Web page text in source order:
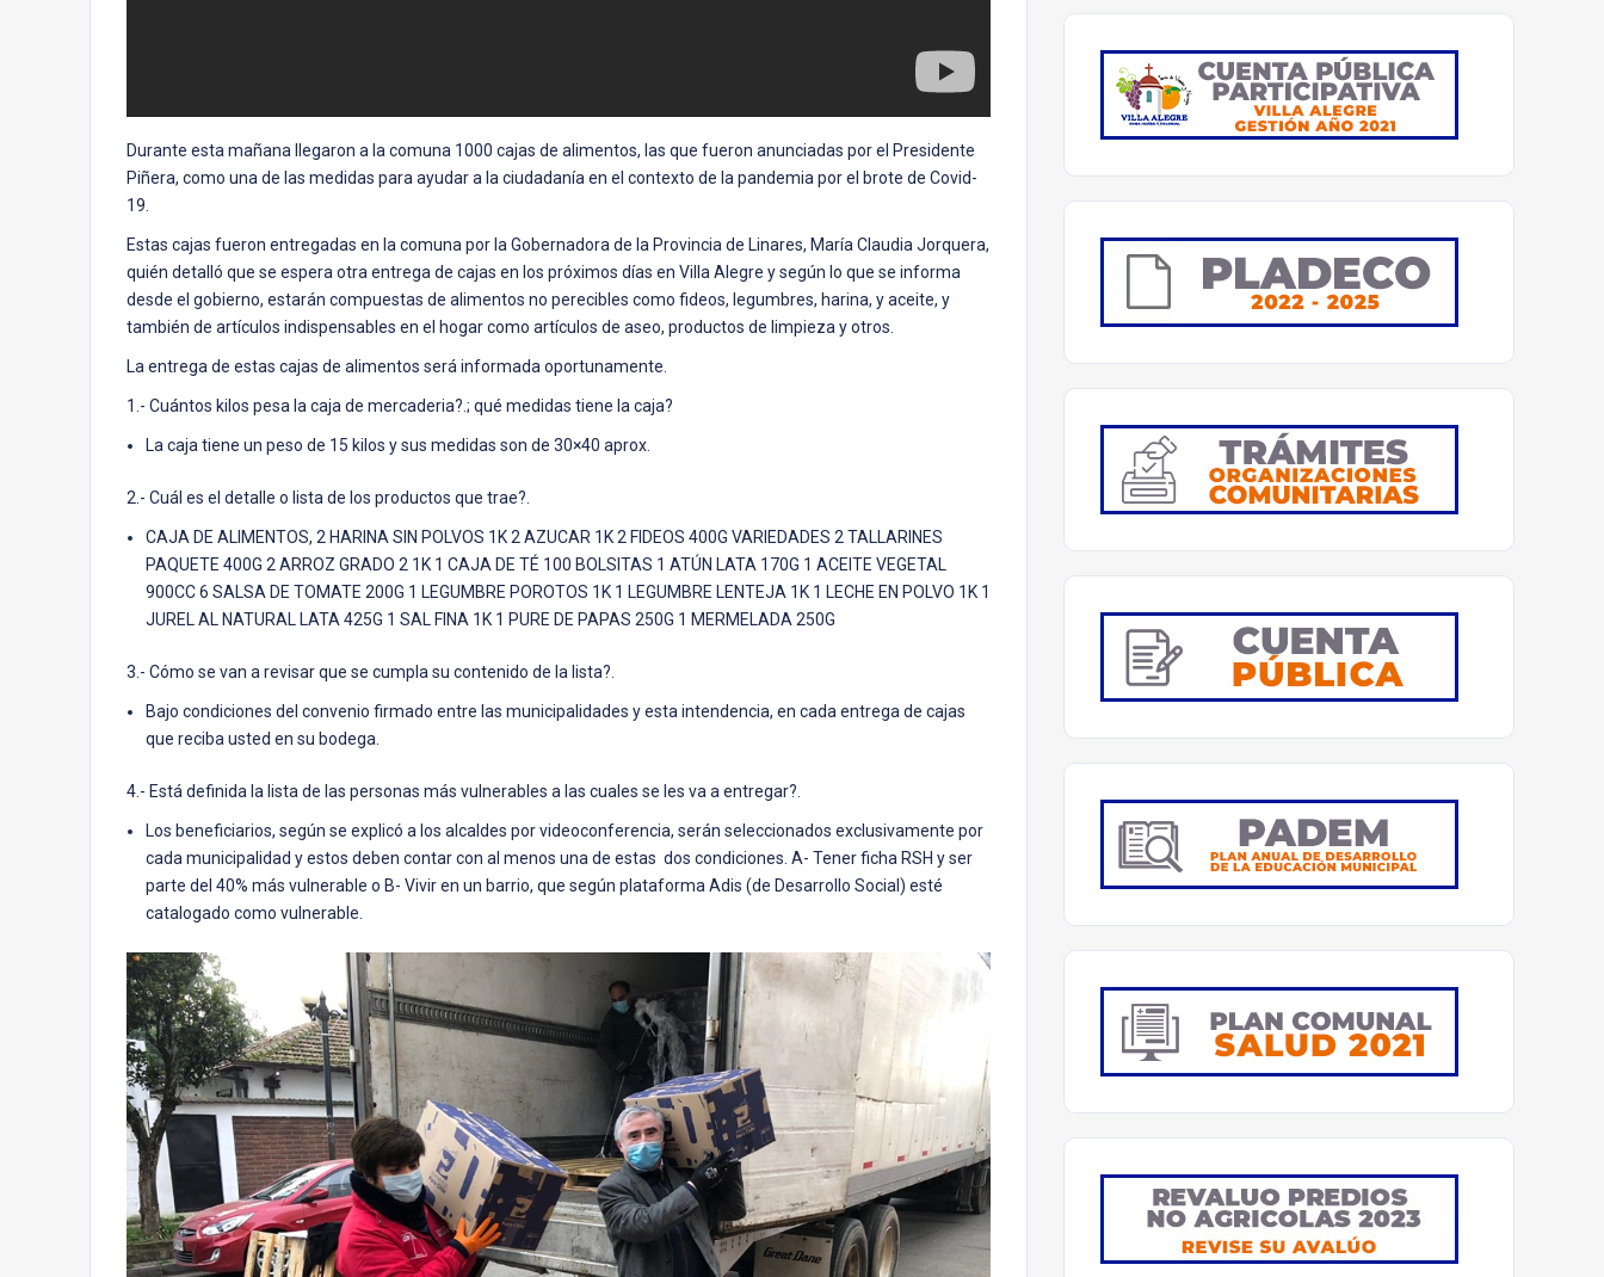
Durante esta mañana llegaron a la comuna 1000 cajas de alimentos, las que fueron anunciadas por el Presidente
Piñera, como una de las medidas para ayudar a la ciudadanía en el contexto de la pandemia por el brote de Covid-
19.
Estas cajas fueron entregadas en la comuna por la Gobernadora de la Provincia de Linares, María Claudia Jorquera,
quién detalló que se espera otra entrega de cajas en los próximos días en Villa Alegre y según lo que se informa
desde el gobierno, estarán compuestas de alimentos no perecibles como fideos, legumbres, harina, y aceite, y
también de artículos indispensables en el hogar como artículos de aseo, productos de limpieza y otros.
La entrega de estas cajas de alimentos será informada oportunamente.
1.- Cuántos kilos pesa la caja de mercaderia?.; qué medidas tiene la caja?
La caja tiene un peso de 15 kilos y sus medidas son de 30×40 aprox.
2.- Cuál es el detalle o lista de los productos que trae?.
CAJA DE ALIMENTOS, 2 HARINA SIN POLVOS 1K 2 AZUCAR 1K 2 FIDEOS 400G VARIEDADES 2 TALLARINES
PAQUETE 400G 2 ARROZ GRADO 2 1K 1 CAJA DE TÉ 100 BOLSITAS 1 ATÚN LATA 170G 1 ACEITE VEGETAL
900CC 6 SALSA DE TOMATE 200G 1 LEGUMBRE POROTOS 1K 1 LEGUMBRE LENTEJA 1K 1 LECHE EN POLVO 1K 1
JUREL AL NATURAL LATA 425G 1 SAL FINA 1K 1 PURE DE PAPAS 250G 1 MERMELADA 250G
3.- Cómo se van a revisar que se cumpla su contenido de la lista?.
Bajo condiciones del convenio firmado entre las municipalidades y esta intendencia, en cada entrega de cajas
que reciba usted en su bodega.
4.- Está definida la lista de las personas más vulnerables a las cuales se les va a entregar?.
Los beneficiarios, según se explicó a los alcaldes por videoconferencia, serán seleccionados exclusivamente por
cada municipalidad y estos deben contar con al menos una de estas dos condiciones. A- Tener ficha RSH y ser
parte del 40% más vulnerable o B- Vivir en un barrio, que según plataforma Adis (de Desarrollo Social) esté
catalogado como vulnerable.